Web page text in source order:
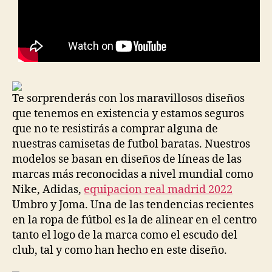
Te sorprenderás con los maravillosos diseños
que tenemos en existencia y estamos seguros
que no te resistirás a comprar alguna de
nuestras camisetas de futbol baratas. Nuestros
modelos se basan en diseños de líneas de las
marcas más reconocidas a nivel mundial como
Nike, Adidas, equipacion real madrid 2022
Umbro y Joma. Una de las tendencias recientes
en la ropa de fútbol es la de alinear en el centro
tanto el logo de la marca como el escudo del
club, tal y como han hecho en este diseño.